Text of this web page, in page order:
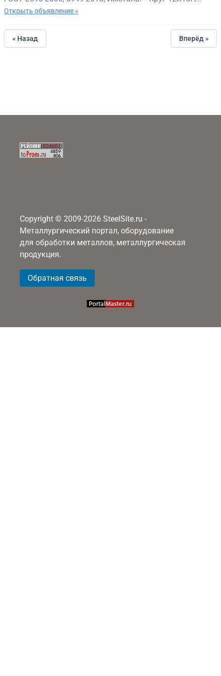
Открыть объявление »
« Назад Вперёд »
Copyright © 2009-2026 SteelSite.ru -
Металлургический портал, оборудование
для обработки металлов, металлургическая
продукция.
Обратная связь